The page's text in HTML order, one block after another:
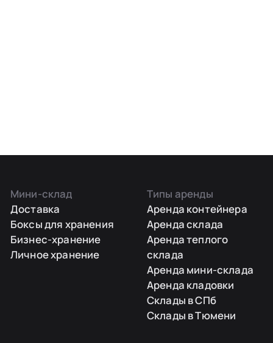
Мини-склад
Доставка
Боксы для хранения
Бизнес-хранение
Личное хранение
Типы аренды
Аренда контейнера
Аренда склада
Аренда теплого
склада
Аренда мини-склада
Аренда кладовки
Склады в СПб
Склады в Тюмени